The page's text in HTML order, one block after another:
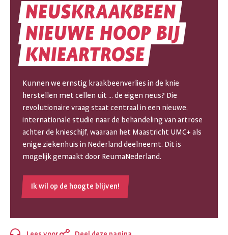
NEUSKRAAKBEEN
NIEUWE
HOOP
BIJ
KNIEARTROSE
NEUSKRAAKBEEN
NIEUWE HOOP BIJ
KNIEARTROSE
Kunnen we ernstig kraakbeenverlies in de knie
herstellen met cellen uit ... de eigen neus? Die
revolutionaire vraag staat centraal in een nieuwe,
internationale studie naar de behandeling van artrose
achter de knieschijf, waaraan het Maastricht UMC+ als
enige ziekenhuis in Nederland deelneemt. Dit is
mogelijk gemaakt door ReumaNederland.
Ik wil op de hoogte blijven!